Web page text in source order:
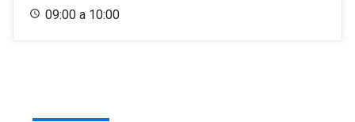
09:00 a 10:00